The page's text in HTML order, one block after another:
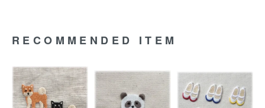
RECOMMENDED ITEM